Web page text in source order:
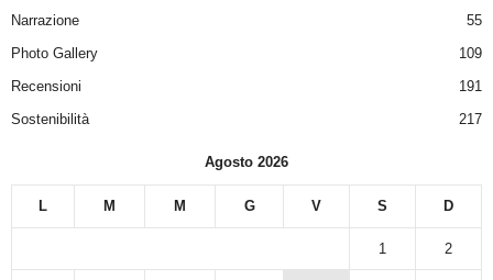
Narrazione
55
Photo Gallery
109
Recensioni
191
Sostenibilità
217
Agosto 2026
L M M G V S D
1 2